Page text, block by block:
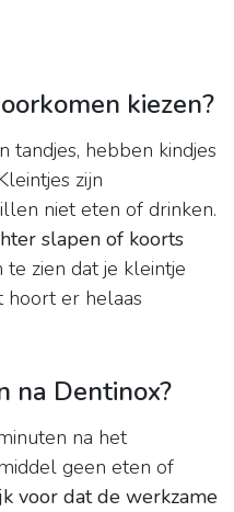
kiezen?
tandjes, hebben kindjes
zijn
niet eten of drinken.
slapen of koorts
zien dat je kleintje
hoort er helaas
na Dentinox?
na het
geen eten of
voor dat de werkzame